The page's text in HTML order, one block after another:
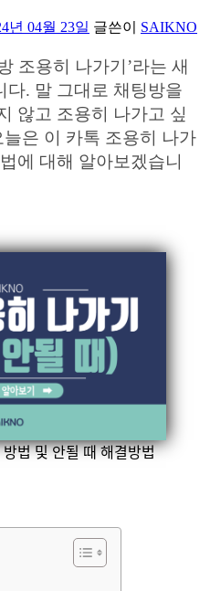
년 04월 23일 글쓴이 SAIKNO
조용히 나가기’라는 새
다. 말 그대로 채팅방을
않고 조용히 나가고 싶
은 이 카톡 조용히 나가
에 대해 알아보겠습니
및 안될 때 해결방법